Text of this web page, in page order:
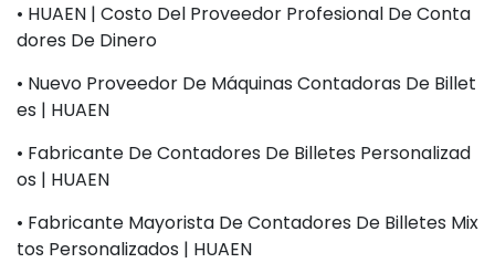
• HUAEN | Costo Del Proveedor Profesional De Conta
Dores De Dinero
• Nuevo Proveedor De Máquinas Contadoras De Billet
Es | HUAEN
• Fabricante De Contadores De Billetes Personalizad
Os | HUAEN
• Fabricante Mayorista De Contadores De Billetes Mix
Tos Personalizados | HUAEN